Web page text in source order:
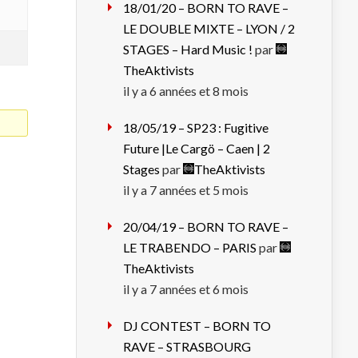
18/01/20 – BORN TO RAVE –
LE DOUBLE MIXTE – LYON / 2
STAGES – Hard Music ! par
TheAktivists
il y a 6 années et 8 mois
18/05/19 – SP23 : Fugitive
Future |Le Cargö – Caen | 2
Stages par
TheAktivists
il y a 7 années et 5 mois
20/04/19 – BORN TO RAVE –
LE TRABENDO – PARIS par
TheAktivists
il y a 7 années et 6 mois
DJ CONTEST – BORN TO
RAVE – STRASBOURG